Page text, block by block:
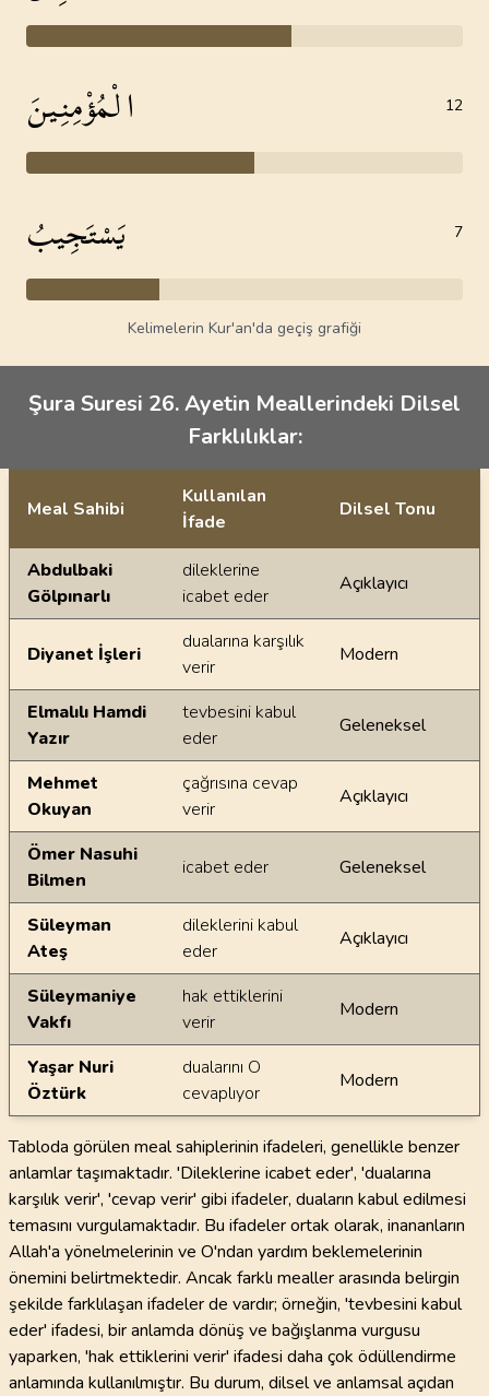
الْمُؤْمِنِينَ
12
يَسْتَجِيبُ 7
Kelimelerin Kur'an'da geçiş grafiği
Şura Suresi 26. Ayetin Meallerindeki Dilsel
Farklılıklar:
Ayetin meallerindeki dilsel farklılıklar
Meal Sahibi
Kullanılan
İfade
Dilsel Tonu
Abdulbaki
Gölpınarlı
dileklerine
icabet eder
Açıklayıcı
Diyanet İşleri
dualarına karşılık
verir
Modern
Elmalılı Hamdi
Yazır
tevbesini kabul
eder
Geleneksel
Mehmet
Okuyan
çağrısına cevap
verir
Açıklayıcı
Ömer Nasuhi
Bilmen
icabet eder Geleneksel
Süleyman
Ateş
dileklerini kabul
eder
Açıklayıcı
Süleymaniye
Vakfı
hak ettiklerini
verir
Modern
Yaşar Nuri
Öztürk
dualarını O
cevaplıyor
Modern
Tabloda görülen meal sahiplerinin ifadeleri, genellikle benzer
anlamlar taşımaktadır. 'Dileklerine icabet eder', 'dualarına
karşılık verir', 'cevap verir' gibi ifadeler, duaların kabul edilmesi
temasını vurgulamaktadır. Bu ifadeler ortak olarak, inananların
Allah'a yönelmelerinin ve O'ndan yardım beklemelerinin
önemini belirtmektedir. Ancak farklı mealler arasında belirgin
şekilde farklılaşan ifadeler de vardır; örneğin, 'tevbesini kabul
eder' ifadesi, bir anlamda dönüş ve bağışlanma vurgusu
yaparken, 'hak ettiklerini verir' ifadesi daha çok ödüllendirme
anlamında kullanılmıştır. Bu durum, dilsel ve anlamsal açıdan